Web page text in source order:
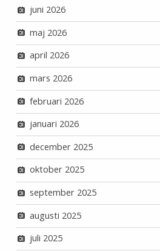
juni 2026
maj 2026
april 2026
mars 2026
februari 2026
januari 2026
december 2025
oktober 2025
september 2025
augusti 2025
juli 2025